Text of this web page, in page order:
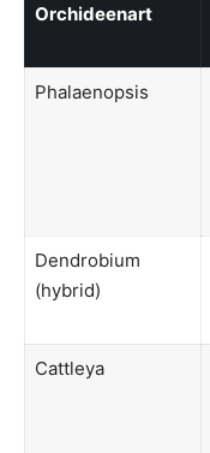
Orchideenart
Phalaenopsis
Dendrobium
(hybrid)
Cattleya